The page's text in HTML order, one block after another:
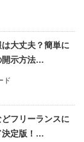
大丈夫？簡単に
開示方法…
ド
フリーランスに
決定版！…